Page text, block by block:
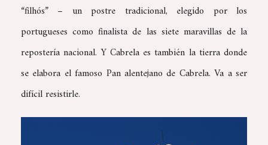
“filhós” – un postre tradicional, elegido por los
portugueses como finalista de las siete maravillas de la
repostería nacional. Y Cabrela es también la tierra donde
se elabora el famoso Pan alentejano de Cabrela. Va a ser
difícil resistirle.